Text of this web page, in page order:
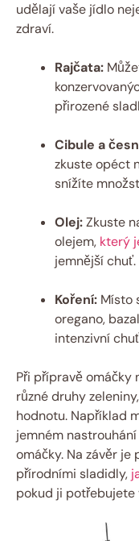
udělají vaše jídlo
zdraví.
Rajčata:
přirozené
Cibule a
zkuste opéct
snížíte
Olej:Zkuste
olejem, který
jemnější chuť.
Koření: Místo
oregano,
intenzivní
Při přípravě omáčky
různé druhy
hodnotu. Například
jemném
omáčky. Na závěr
přírodními sladidly,
pokud ji potřebujete